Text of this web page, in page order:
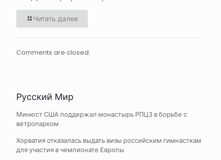
Читать далее
Comments are closed.
Русский Мир
Минюст США поддержал монастырь РПЦЗ в борьбе с
ветропарком
Хорватия отказалась выдать визы российским гимнасткам
для участия в чемпионате Европы